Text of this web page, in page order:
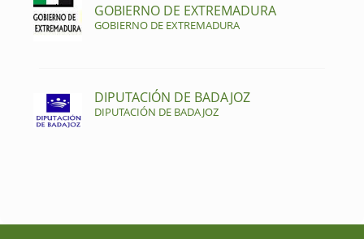
GOBIERNO DE EXTREMADURA
GOBIERNO DE EXTREMADURA
DIPUTACIÓN DE BADAJOZ
DIPUTACIÓN DE BADAJOZ